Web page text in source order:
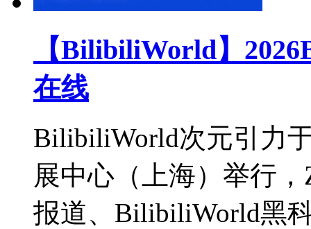
【BilibiliWorld】
在线
BilibiliWorld次元引力
展中心（上海）举行
报道、BilibiliWorld黑